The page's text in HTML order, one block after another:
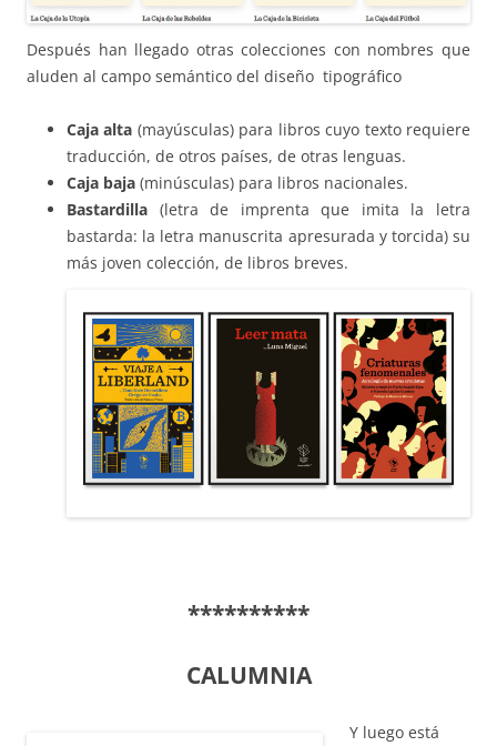
Después han llegado otras colecciones con nombres que
aluden al campo semántico del diseño tipográfico
Caja alta (mayúsculas) para libros cuyo texto requiere
traducción, de otros países, de otras lenguas.
Caja baja (minúsculas) para libros nacionales.
Bastardilla (letra de imprenta que imita la letra
bastarda: la letra manuscrita apresurada y torcida) su
más joven colección, de libros breves.
**********
CALUMNIA
Y luego está